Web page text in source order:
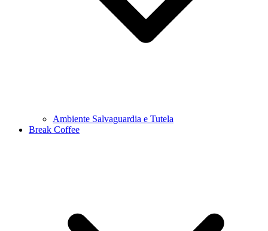
Ambiente Salvaguardia e Tutela
Break Coffee